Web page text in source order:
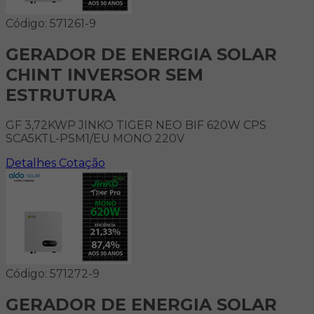
Código: 571261-9
GERADOR DE ENERGIA SOLAR
CHINT INVERSOR SEM
ESTRUTURA
GF 3,72KWP JINKO TIGER NEO BIF 620W CPS
SCA5KTL-PSM1/EU MONO 220V
Detalhes Cotação
Código: 571272-9
GERADOR DE ENERGIA SOLAR